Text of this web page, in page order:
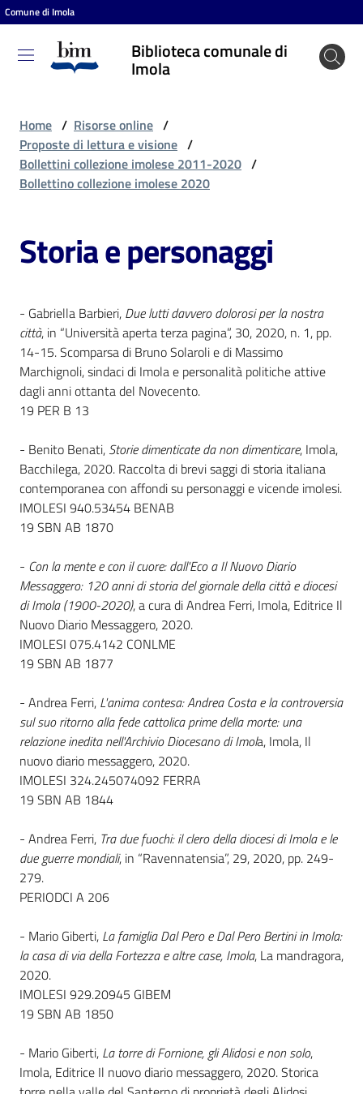
Vai al contenuto
Vai alla navigazione
Vai al footer
Comune di Imola
Biblioteca comunale di
Imola
Biblioteca
comunale
Entra
Cosa
puoi
Scopri
i
contenuti
Risorse
online
Casa
Piani
Archivio
Decentrate
Patto
per
la
Seguici
Home / Risorse online /
Proposte di lettura e visione /
Bollettini collezione imolese 2011-2020 /
Bollettino collezione imolese 2020
Storia e personaggi
- Gabriella Barbieri, Due lutti davvero dolorosi per la nostra
città, in “Università aperta terza pagina”, 30, 2020, n. 1, pp.
14-15. Scomparsa di Bruno Solaroli e di Massimo
Marchignoli, sindaci di Imola e personalità politiche attive
dagli anni ottanta del Novecento.
19 PER B 13
- Benito Benati, Storie dimenticate da non dimenticare, Imola,
Bacchilega, 2020. Raccolta di brevi saggi di storia italiana
contemporanea con affondi su personaggi e vicende imolesi.
IMOLESI 940.53454 BENAB
19 SBN AB 1870
- Con la mente e con il cuore: dall'Eco a Il Nuovo Diario
Messaggero: 120 anni di storia del giornale della città e diocesi
di Imola (1900-2020), a cura di Andrea Ferri, Imola, Editrice Il
Nuovo Diario Messaggero, 2020.
IMOLESI 075.4142 CONLME
19 SBN AB 1877
- Andrea Ferri, L'anima contesa: Andrea Costa e la controversia
sul suo ritorno alla fede cattolica prime della morte: una
relazione inedita nell'Archivio Diocesano di Imola, Imola, Il
nuovo diario messaggero, 2020.
IMOLESI 324.245074092 FERRA
19 SBN AB 1844
- Andrea Ferri, Tra due fuochi: il clero della diocesi di Imola e le
due guerre mondiali, in “Ravennatensia”, 29, 2020, pp. 249-
279.
PERIODCI A 206
- Mario Giberti, La famiglia Dal Pero e Dal Pero Bertini in Imola:
la casa di via della Fortezza e altre case, Imola, La mandragora,
2020.
IMOLESI 929.20945 GIBEM
19 SBN AB 1850
- Mario Giberti, La torre di Fornione, gli Alidosi e non solo,
Imola, Editrice Il nuovo diario messaggero, 2020. Storica